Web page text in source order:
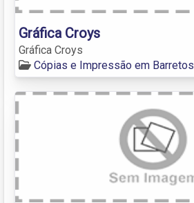
Gráfica Croys
Gráfica Croys
Cópias e Impressão em Barretos